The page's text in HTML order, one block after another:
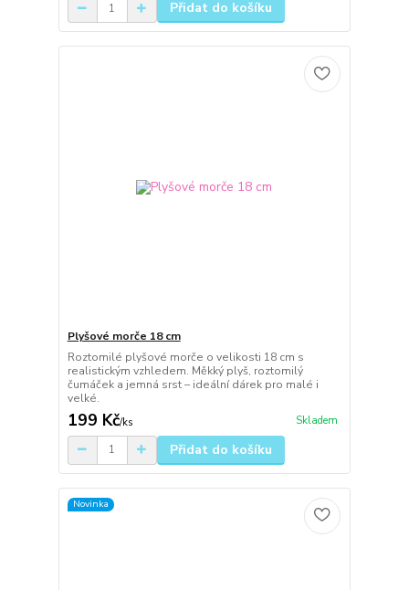
Přidat do košíku
Plyšové morče 18 cm
Roztomilé plyšové morče o velikosti 18 cm s
realistickým vzhledem. Měkký plyš, roztomilý
čumáček a jemná srst – ideální dárek pro malé i
velké.
199 Kč/ks Skladem
Přidat do košíku
Novinka